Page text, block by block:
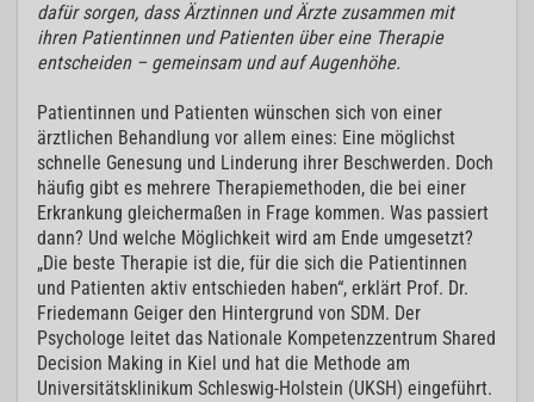
dafür sorgen, dass Ärztinnen und Ärzte zusammen mit
ihren Patientinnen und Patienten über eine Therapie
entscheiden – gemeinsam und auf Augenhöhe.
Patientinnen und Patienten wünschen sich von einer
ärztlichen Behandlung vor allem eines: Eine möglichst
schnelle Genesung und Linderung ihrer Beschwerden. Doch
häufig gibt es mehrere Therapiemethoden, die bei einer
Erkrankung gleichermaßen in Frage kommen. Was passiert
dann? Und welche Möglichkeit wird am Ende umgesetzt?
„Die beste Therapie ist die, für die sich die Patientinnen
und Patienten aktiv entschieden haben“, erklärt Prof. Dr.
Friedemann Geiger den Hintergrund von SDM. Der
Psychologe leitet das Nationale Kompetenzzentrum Shared
Decision Making in Kiel und hat die Methode am
Universitätsklinikum Schleswig-Holstein (UKSH) eingeführt.